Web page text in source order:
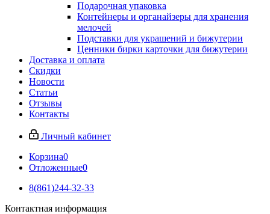
Подарочная упаковка
Контейнеры и органайзеры для хранения
мелочей
Подставки для украшений и бижутерии
Ценники бирки карточки для бижутерии
Доставка и оплата
Скидки
Новости
Статьи
Отзывы
Контакты
Личный кабинет
Корзина0
Отложенные0
8(861)244-32-33
Контактная информация